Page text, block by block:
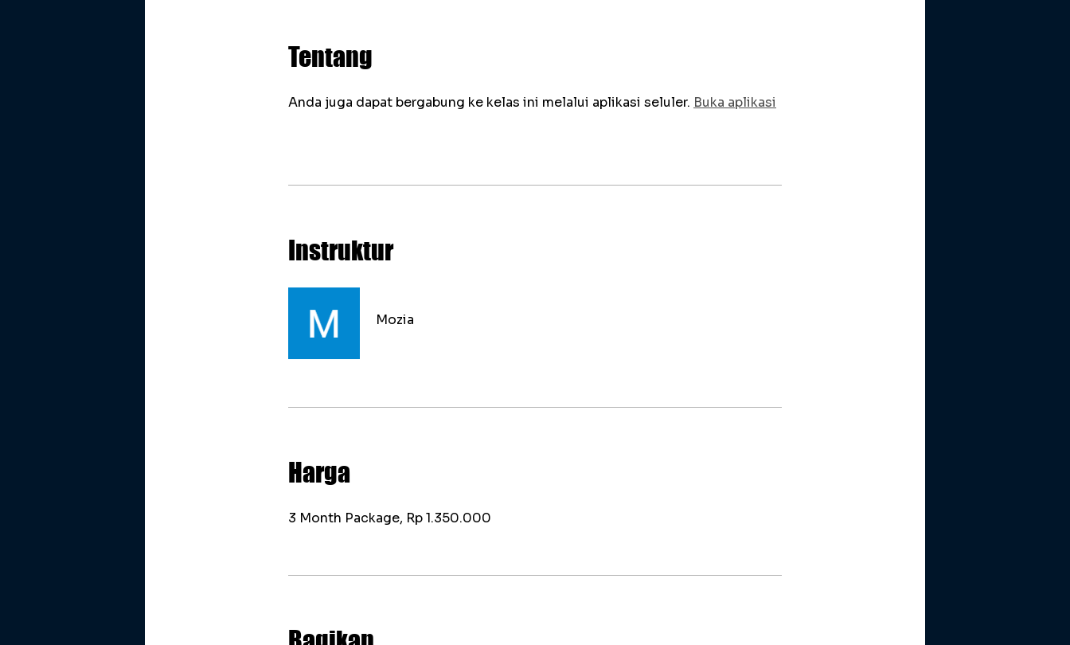
Tentang
Anda juga dapat bergabung ke kelas ini melalui aplikasi seluler. Buka aplikasi
Instruktur
Mozia
Harga
3 Month Package, Rp 1.350.000